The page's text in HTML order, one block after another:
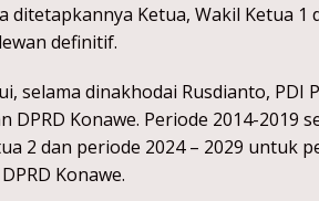
ditetapkannya Ketua, Wakil Ketua
definitif.
selama dinakhodai Rusdianto, PDI
DPRD Konawe. Periode 2014-2019
2 dan periode 2024 – 2029 untuk
Konawe.